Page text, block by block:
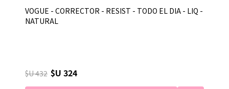
VOGUE - CORRECTOR - RESIST - TODO EL DIA - LIQ -
NATURAL
$U 432 $U 324